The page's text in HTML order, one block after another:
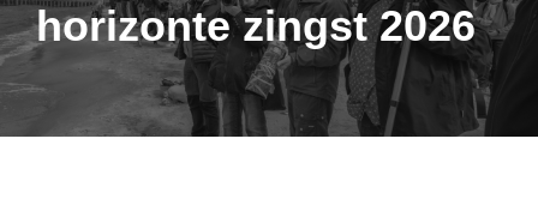
horizonte zingst 2026